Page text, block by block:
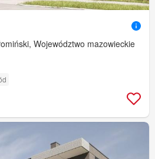
Województwo mazowieckie